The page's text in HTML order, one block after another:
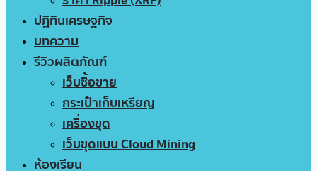
ปฏิทินเศรษฐกิจ
บทความ
รีวิวผลิตภัณฑ์
เว็บซื้อขาย
กระเป๋าเก็บเหรียญ
เครื่องขุด
เว็บขุดแบบ Cloud Mining
ห้องเรียน